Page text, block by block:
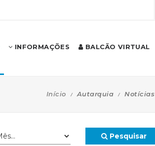
INFORMAÇÕES BALCÃO VIRTUAL
Início Autarquia Notícias
Pesquisar